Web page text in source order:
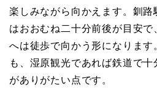
楽しみながら向かえます。釧
はおおむね二十分前後が目安で
へは徒歩で向かう形になりま
も、湿原観光であれば鉄道で
がありがたい点です。